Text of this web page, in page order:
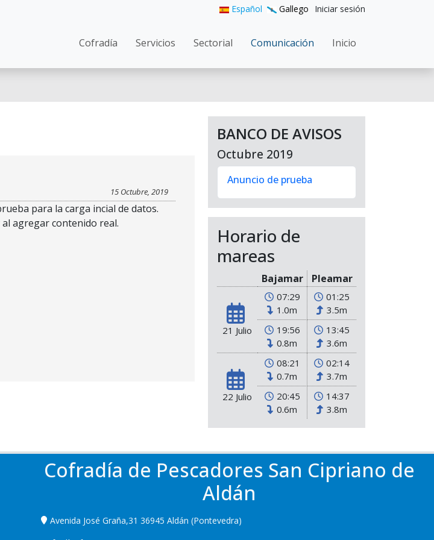
Español Gallego User
Iniciar sesión
Main navigation
Cofradía Servicios Sectorial Comunicación Inicio
15 Octubre, 2019
para la carga incial de datos.
agregar contenido real.
BANCO DE AVISOS
Octubre 2019
Anuncio de prueba
Horario de
mareas
Bajamar Pleamar
21 Julio
07:29
1.0m
01:25
3.5m
19:56
0.8m
13:45
3.6m
22 Julio
08:21
0.7m
02:14
3.7m
20:45
0.6m
14:37
3.8m
Cofradía de Pescadores San Cipriano de
Aldán
Avenida José Graña,31 36945 Aldán (Pontevedra)